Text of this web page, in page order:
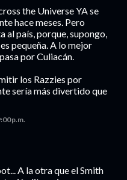
the Universe YA se
hace meses. Pero
al país, porque, supongo,
pequeña. A lo mejor
por Culiacán.
los Razzies por
sería más divertido que
p.m.
A la otra que el Smith